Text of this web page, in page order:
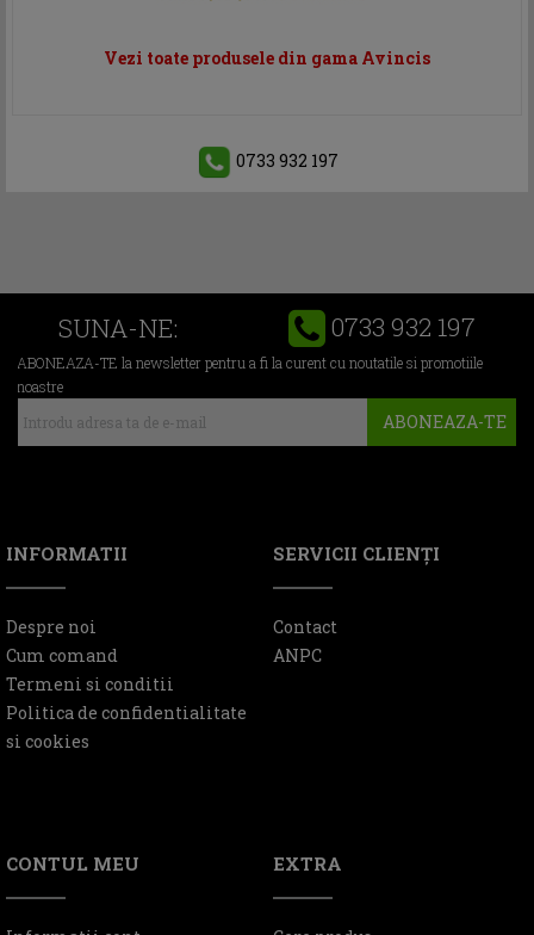
Vezi toate produsele din gama Avincis
0733 932 197
SUNA-NE: 0733 932 197
ABONEAZA-TE la newsletter pentru a fi la curent cu noutatile si promotiile
noastre
ABONEAZA-TE
INFORMATII
Despre noi
Cum comand
Termeni si conditii
Politica de confidentialitate
si cookies
SERVICII CLIENŢI
Contact
ANPC
CONTUL MEU EXTRA